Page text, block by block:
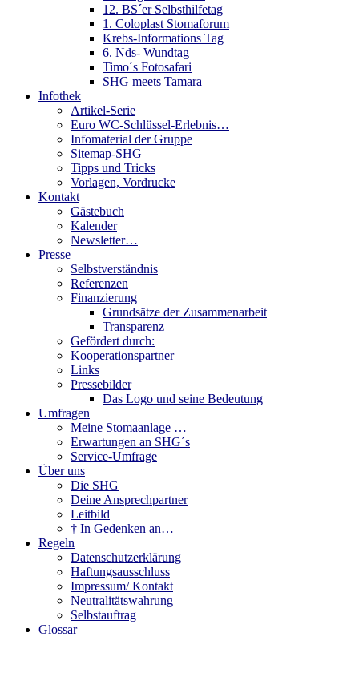
12. BS´er Selbsthilfetag
1. Coloplast Stomaforum
Krebs-Informations Tag
6. Nds- Wundtag
Timo´s Fotosafari
SHG meets Tamara
Infothek
Artikel-Serie
Euro WC-Schlüssel-Erlebnis…
Infomaterial der Gruppe
Sitemap-SHG
Tipps und Tricks
Vorlagen, Vordrucke
Kontakt
Gästebuch
Kalender
Newsletter…
Presse
Selbstverständnis
Referenzen
Finanzierung
Grundsätze der Zusammenarbeit
Transparenz
Gefördert durch:
Kooperationspartner
Links
Pressebilder
Das Logo und seine Bedeutung
Umfragen
Meine Stomaanlage …
Erwartungen an SHG´s
Service-Umfrage
Über uns
Die SHG
Deine Ansprechpartner
Leitbild
† In Gedenken an…
Regeln
Datenschutzerklärung
Haftungsausschluss
Impressum/ Kontakt
Neutralitätswahrung
Selbstauftrag
Glossar